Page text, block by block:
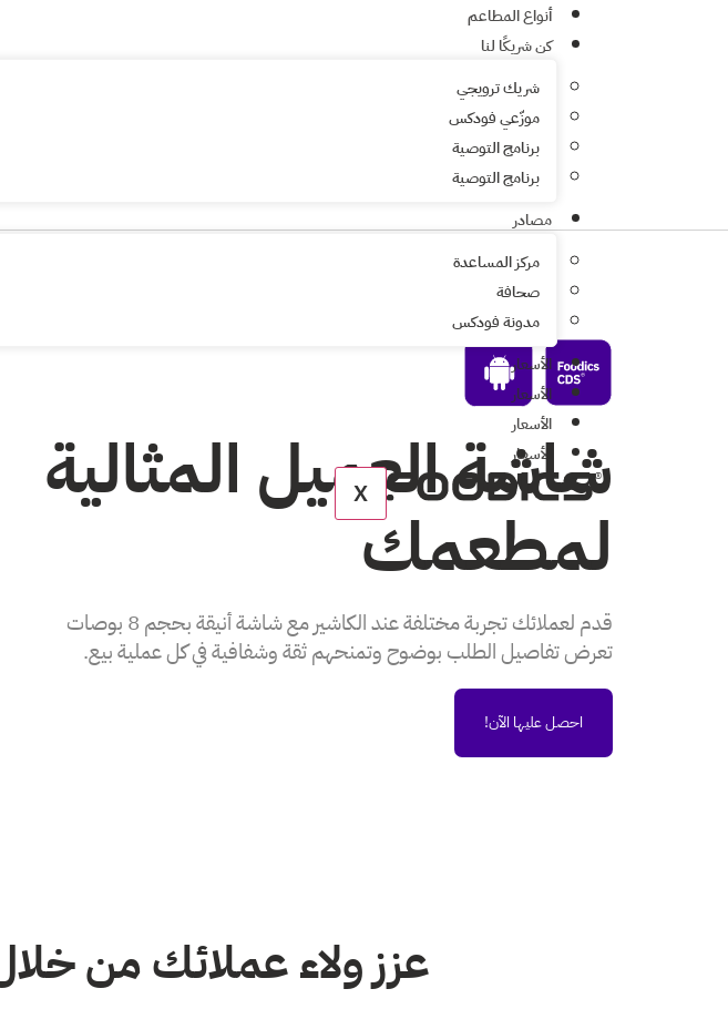
أنواع المطاعم
كن شريكًا لنا
شريك ترويجي
موزّعي فودكس
برنامج التوصية
برنامج التوصية
مصادر
مركز المساعدة
صحافة
مدونة فودكس
الأسعار
الأسعار
الأسعار
الأسعار
X
شاشة العميل المثالية
لمطعمك
قدم لعملائك تجربة مختلفة عند الكاشير مع شاشة أنيقة بحجم 8 بوصات
تعرض تفاصيل الطلب بوضوح وتمنحهم ثقة وشفافية في كل عملية بيع.
احصل عليها الآن!
عزز ولاء عملائك من